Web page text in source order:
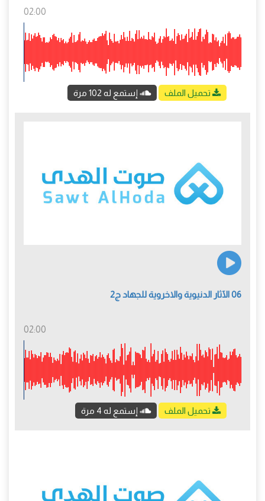
02:00
تحميل الملف إستمع له 102 مرة
06 الآثار الدنيوية والاخروية للجهاد ج2
02:00
تحميل الملف إستمع له 4 مرة